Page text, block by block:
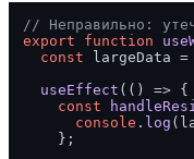
// Неправильно:
export
function
const largeData =
useEffect ( () => {
const
console . log
    };